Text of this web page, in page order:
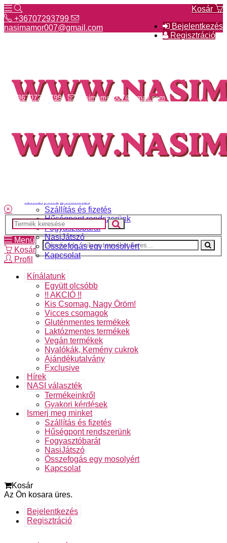
Kosár
Bejelentkezés
Regisztráció
+36707293799
nasimamor007@gmail.com
Szállítás és fizetés
Hűségpont rendszerünk
Fogyasztóbarát
NasiJátszó
Összefogás egy mosolyért
Kapcsolat
+36707293799 nasimamor007@gmail.com
Menü
Kosár
Profil
Kínálatunk
Együtt olcsóbb
!! AKCIÓ !!
Kis Csomag, Nagy Öröm!
Vicces csomagok
Gluténmentes termékek
Laktózmentes termékek
Vegán termékek
Nyalókák, Kemény cukrok
Ajándékutalvány
Exclusive
Hírek
NASI választék
Termékeinkről
Gyakori kérdések
Ismerj meg minket
Szállítás és fizetés
Hűségpont rendszerünk
Fogyasztóbarát
NasiJátszó
Összefogás egy mosolyért
Kapcsolat
Kosár
Az Ön kosara üres.
Bejelentkezés
Regisztráció